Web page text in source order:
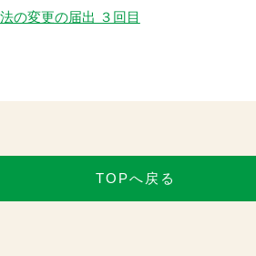
の変更の届出 ３回目
TOPへ戻る